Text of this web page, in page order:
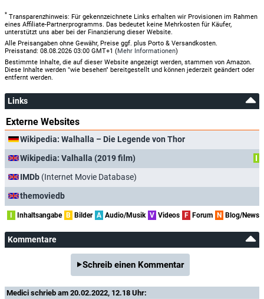
* Transparenzhinweis: Für gekennzeichnete Links erhalten wir Provisionen im Rahmen
eines Affiliate-Partnerprogramms. Das bedeutet keine Mehrkosten für Käufer,
unterstützt uns aber bei der Finanzierung dieser Website.
Alle Preisangaben ohne Gewähr, Preise ggf. plus Porto & Versandkosten.
Preisstand: 08.08.2026 03:00 GMT+1 (Mehr Informationen)
Bestimmte Inhalte, die auf dieser Website angezeigt werden, stammen von Amazon.
Diese Inhalte werden "wie besehen" bereitgestellt und können jederzeit geändert oder
entfernt werden.
Links
Externe Websites
Wikipedia: Walhalla – Die Legende von Thor
Wikipedia: Valhalla (2019 film)
I
IMDb (Internet Movie Database)
themoviedb
I Inhaltsangabe B Bilder A Audio/Musik V Videos F Forum N Blog/News
Kommentare
Schreib einen Kommentar
Medici schrieb am 20.02.2022, 12.18 Uhr: